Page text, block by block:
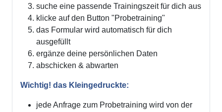
suche eine passende Trainingszeit für dich aus
klicke auf den Button "Probetraining"
das Formular wird automatisch für dich
ausgefüllt
ergänze deine persönlichen Daten
abschicken & abwarten
Wichtig! das Kleingedruckte:
jede Anfrage zum Probetraining wird von der